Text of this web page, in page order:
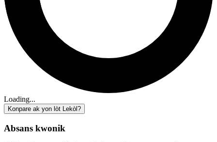
Loading...
Konpare ak yon lòt Lekòl?
Absans kwonik